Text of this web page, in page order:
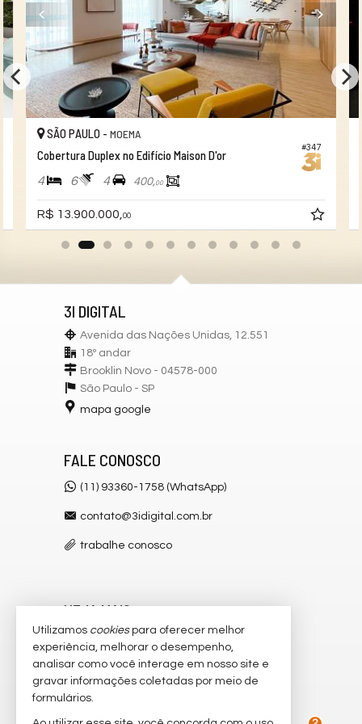
#347
SÃO PAULO -MOEMA
Cobertura Duplex no Edifício Maison D'or
4 6 4 400,00
R$ 13.900.000,00
3I DIGITAL
Avenida das Nações Unidas, 12.551
18º andar
Brooklin Novo - 04578-000
São Paulo - SP
mapa google
FALE CONOSCO
(11) 93360-1758 (WhatsApp)
contato@3idigital.com.br
trabalhe conosco
VEJA MAIS
receba nosso newsletter
cadastre seu imóvel
imóveis favoritos
Utilizamos cookiespara oferecer melhor
experiência, melhorar o desempenho,
analisar como você interage em nosso site e
gravar informações coletadas por meio de
formulários.